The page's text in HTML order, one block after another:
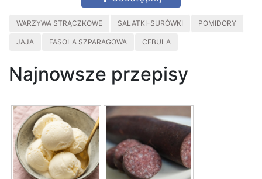
WARZYWA STRĄCZKOWE SAŁATKI-SURÓWKI POMIDORY
JAJA FASOLA SZPARAGOWA CEBULA
Najnowsze przepisy